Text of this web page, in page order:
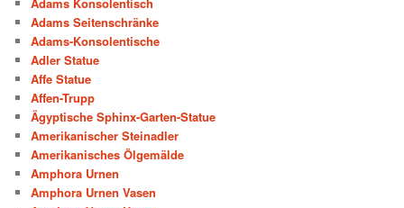
Adams Seitenschränke
Adams-Konsolentische
Adler Statue
Affe Statue
Affen-Trupp
Ägyptische Sphinx-Garten-Statue
Amerikanischer Steinadler
Amerikanisches Ölgemälde
Amphora Urnen
Amphora Urnen Vasen